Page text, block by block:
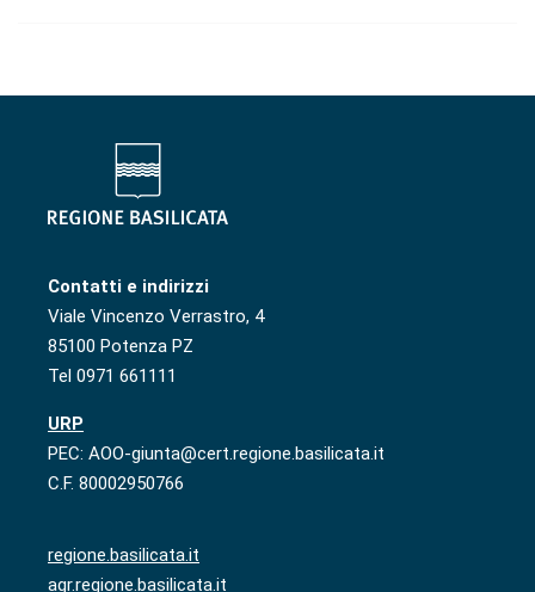
Contatti e indirizzi
Viale Vincenzo Verrastro, 4
85100 Potenza PZ
Tel 0971 661111
URP
PEC: AOO-giunta@cert.regione.basilicata.it
C.F. 80002950766
regione.basilicata.it
agr.regione.basilicata.it